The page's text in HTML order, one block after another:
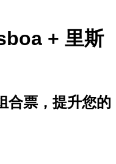
+ 里斯
合票，提升您的